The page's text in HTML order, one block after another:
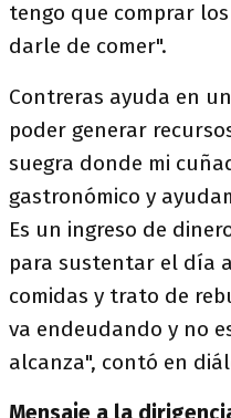
tengo que comprar
darle de comer".
Contreras ayuda en
poder generar
suegra donde mi
gastronómico y
Es un ingreso de
para sustentar el día
comidas y trato de
va endeudando y no
alcanza", contó en